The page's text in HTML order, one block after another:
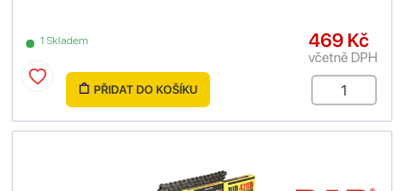
1 Skladem 469 Kč
včetně DPH
PŘIDAT DO KOŠÍKU